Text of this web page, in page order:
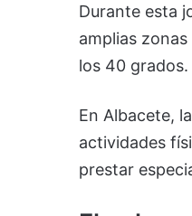
Durante esta
amplias
los 40 grados.
En Albacete,
actividades
prestar